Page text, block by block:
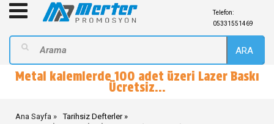
Telefon:
05331551469
ARA
Metal kalemlerde 100 adet üzeri Lazer Baskı
Ücretsiz...
Ana Sayfa
Tarihsiz Defterler